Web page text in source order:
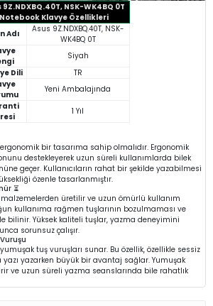
9Z.NDXBQ.40T, NSK-WK4BQ 0T
Notebook Klavye Özellikleri
Adı
Asus 9Z.NDXBQ.40T, NSK-
WK4BQ 0T
Siyah
Dili
TR
Yeni Ambalajında
1 Yıl
bir tasarıma sahip olmalıdır. Ergonomik
destekleyerek uzun süreli kullanımlarda bilek
geçer. Kullanıcıların rahat bir şekilde yazabilmesi
özenle tasarlanmıştır.
⏳
malzemelerden üretilir ve uzun ömürlü kullanım
kullanıma rağmen tuşlarının bozulmaması ve
bilinir. Yüksek kaliteli tuşlar, yazma deneyimini
sorunsuz çalışır.
tuş vuruşları sunar. Bu özellik, özellikle sessiz
yazı yazarken büyük bir avantaj sağlar. Yumuşak
ve uzun süreli yazma seanslarında bile rahatlık